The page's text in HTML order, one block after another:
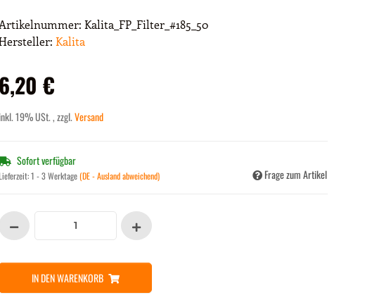
Artikelnummer: Kalita_FP_Filter_#185_50
Kalita
6,20 €
inkl. 19% USt. , zzgl.Versand
Sofort verfügbar
1 - 3 Werktage(DE - Ausland abweichend) Frage zum Artikel
IN DEN WARENKORB